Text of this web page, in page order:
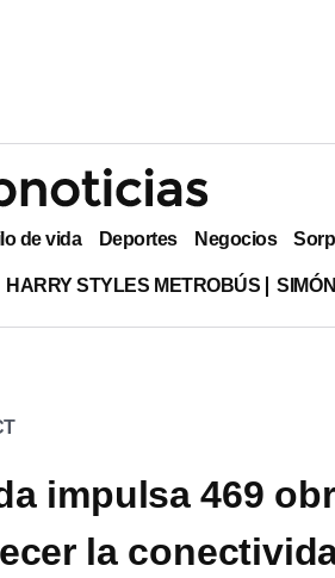
de vida Deportes Negocios
HARRY STYLES METROBÚS
impulsa 469
la